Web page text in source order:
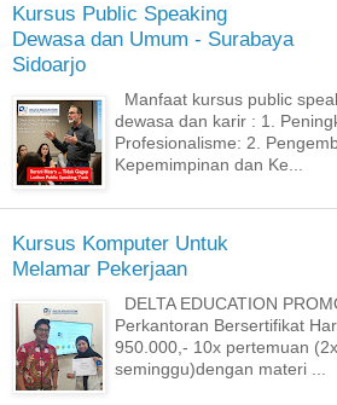
Kursus Public Speaking
Dewasa dan Umum - Surabaya
Sidoarjo
Manfaat kursus public
dewasa dan karir : 1.
Profesionalisme: 2.
Kepemimpinan dan Ke...
Kursus Komputer Untuk
Melamar Pekerjaan
DELTA EDUCATION
Perkantoran Bersertifikat
950.000,- 10x pertemuan
seminggu)dengan materi ...